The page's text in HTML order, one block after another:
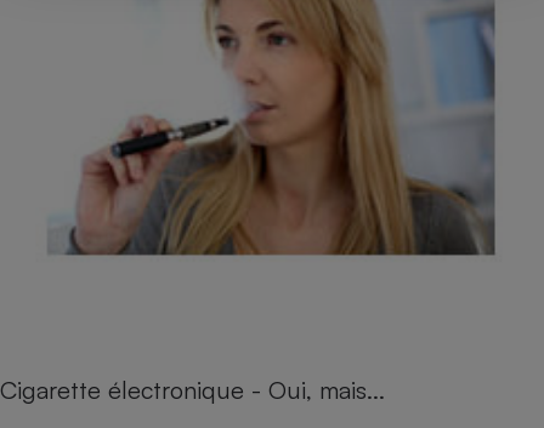
Cigarette électronique - Oui, mais...